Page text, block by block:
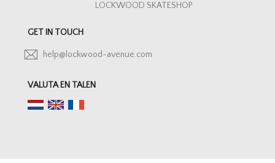
LOCKWOOD SKATESHOP
GET IN TOUCH
help@lockwood-avenue.com
VALUTA EN TALEN